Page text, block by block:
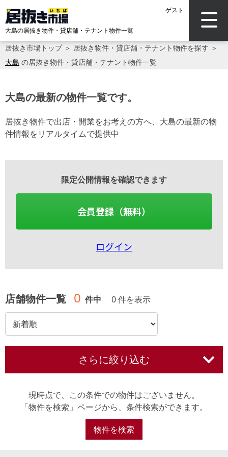
ゲスト
大島の居抜き物件・貸店舗・テナント物件一覧
居抜き市場トップ＞ 居抜き物件・貸店舗・テナント物件を探す ＞
大島 の居抜き物件・貸店舗・テナント物件一覧
大島の最新の物件一覧です。
居抜き物件で出店・開業をお考えの方へ、大島の最新の物
件情報をリアルタイムで提供中
限定公開情報を確認できます
会員登録（無料）
ログイン
店舗物件一覧 0 件中 0 件を表示
さらに絞り込む
現時点で、この条件での物件はございません。
「物件を検索」ページから、条件検索ができます。
物件を検索